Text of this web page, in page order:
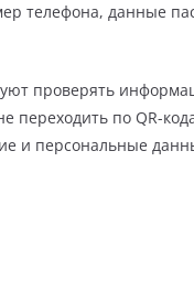
телефона, данные
проверять
переходить по QR-
и персональные